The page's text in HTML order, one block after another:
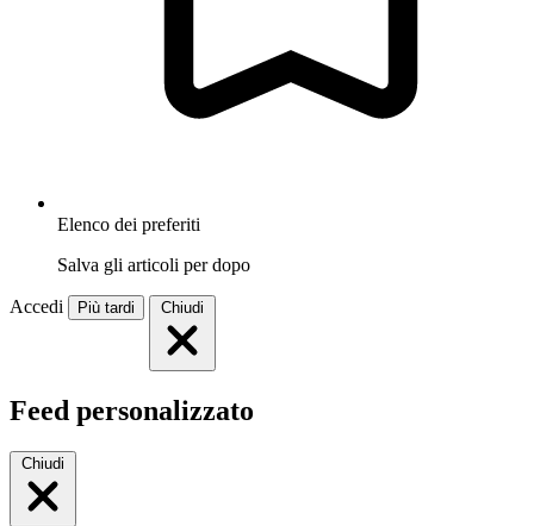
Elenco dei preferiti
Salva gli articoli per dopo
Accedi Più tardi Chiudi
Feed personalizzato
Chiudi